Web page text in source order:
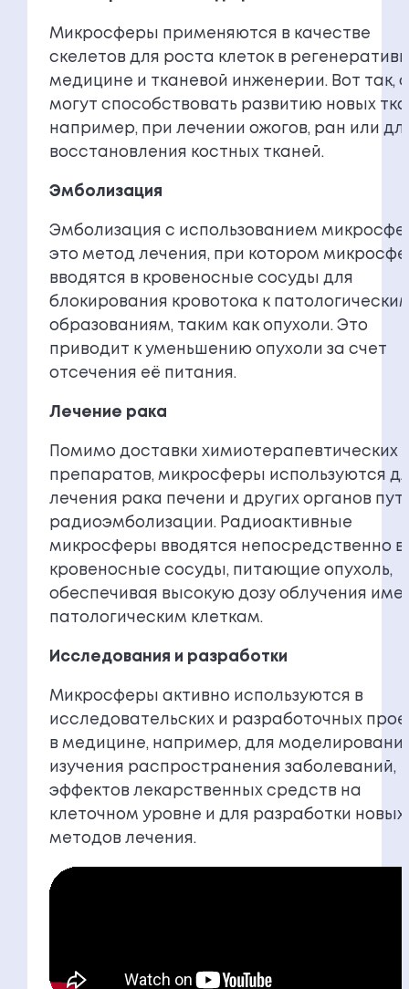
Микросферы применяются в качестве
скелетов для роста клеток в
медицине и тканевой инженерии. Вот так,
могут способствовать развитию новых
например, при лечении ожогов, ран или
восстановления костных тканей.
Эмболизация
Эмболизация с использованием
это метод лечения, при котором
вводятся в кровеносные сосуды для
блокирования кровотока к
образованиям, таким как опухоли. Это
приводит к уменьшению опухоли за счет
отсечения её питания.
Лечение рака
Помимо доставки химиотерапевтических
препаратов, микросферы используются
лечения рака печени и других органов
радиоэмболизации. Радиоактивные
микросферы вводятся непосредственно в
кровеносные сосуды, питающие опухоль,
обеспечивая высокую дозу облучения
патологическим клеткам.
Исследования и разработки
Микросферы активно используются в
исследовательских и разработочных
в медицине, например, для
изучения распространения заболеваний,
эффектов лекарственных средств на
клеточном уровне и для разработки новых
методов лечения.